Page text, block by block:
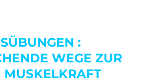
:
WEGE ZUR
MUSKELKRAFT